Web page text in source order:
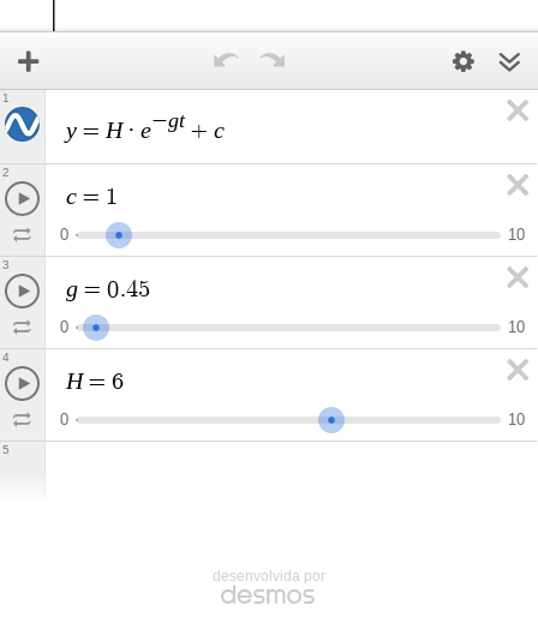
y = H · e−gt + c
1
c = 1
0 10
2
g = 0.45
0 10
3
H = 6
0 10
4
5
desenvolvida por